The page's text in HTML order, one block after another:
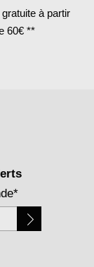
à partir
60€ **